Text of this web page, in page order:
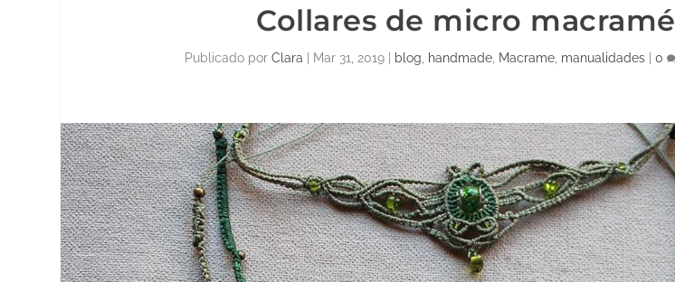
Collares de micro macramé
Publicado por Clara Mar 31, 2019| blog handmade, Macrame, manualidades| 0